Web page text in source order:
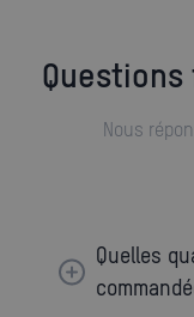
Nous
Quelles